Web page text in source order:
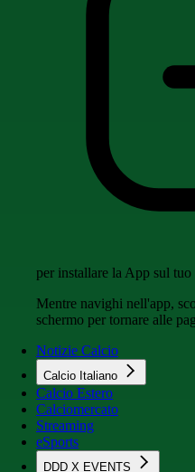
per installare la App sul tuo
Mentre navighi nell'app,
schermo per tornare alle
Notizie Calcio
Calcio Italiano
Calcio Estero
Calciomercato
Streaming
eSports
DDD X EVENTS